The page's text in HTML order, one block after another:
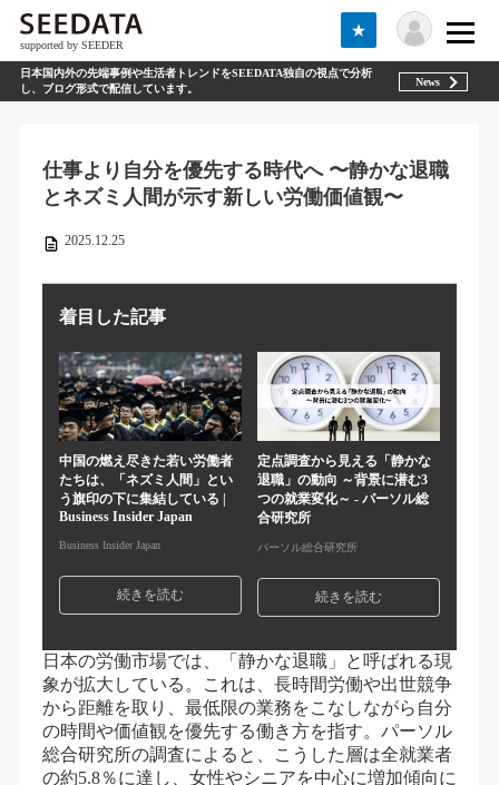
supported by SEEDER
★
日本国内外の先端事例や生活者トレンドをSEEDATA独自の視点で分析
し、ブログ形式で配信しています。
News
仕事より自分を優先する時代へ 〜静かな退職
とネズミ人間が示す新しい労働価値観〜
2025.12.25
着目した記事
中国の燃え尽きた若い労働者
たちは、「ネズミ人間」とい
う旗印の下に集結している |
Business Insider Japan
Business Insider Japan
続きを読む
定点調査から見える「静かな
退職」の動向 ～背景に潜む3
つの就業変化～ - パーソル総
合研究所
パーソル総合研究所
続きを読む
日本の労働市場では、「静かな退職」と呼ばれる現
象が拡大している。これは、長時間労働や出世競争
から距離を取り、最低限の業務をこなしながら自分
の時間や価値観を優先する働き方を指す。パーソル
総合研究所の調査によると、こうした層は全就業者
の約5.8％に達し、女性やシニアを中心に増加傾向に